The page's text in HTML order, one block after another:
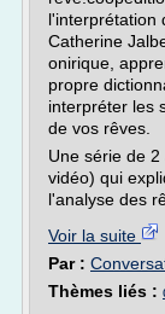
l'interprétation
Catherine
onirique,
propre
interpréter les
de vos rêves.
Une série de
vidéo) qui
l'analyse des
Voir la suite
Par :
Thèmes liés :